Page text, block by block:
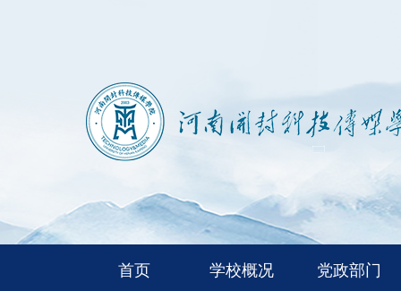
首页 学校概况 党政部门